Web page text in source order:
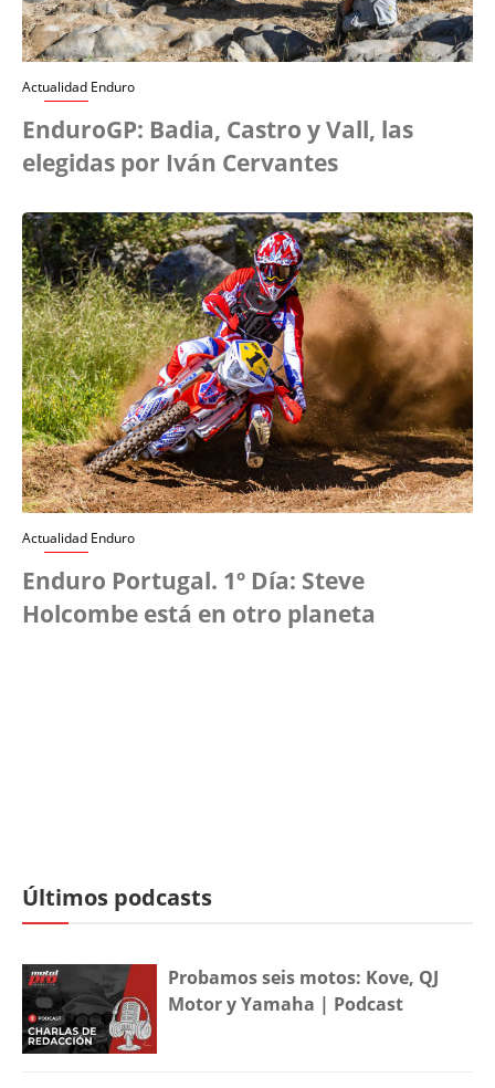
Actualidad Enduro
EnduroGP: Badia, Castro y Vall, las
elegidas por Iván Cervantes
Actualidad Enduro
Enduro Portugal. 1º Día: Steve
Holcombe está en otro planeta
Últimos podcasts
Probamos seis motos: Kove, QJ
Motor y Yamaha | Podcast